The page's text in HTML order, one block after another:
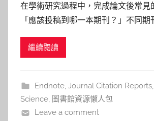
巴
詠
在學術研究過程中，完成論文後常見
「應該投稿到哪一本期刊？」不同期
影響力與讀者群上各有差異，如果投
刊，可能增加審稿時間，甚至需要重
要準備工作。透過資料庫與研
繼續閱讀
Endnote, Journal Citation Reports,
Science, 圖書館資源懶人包
Leave a comment